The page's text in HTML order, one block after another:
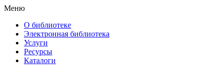
Меню
О библиотеке
Электронная библиотека
Услуги
Ресурсы
Каталоги